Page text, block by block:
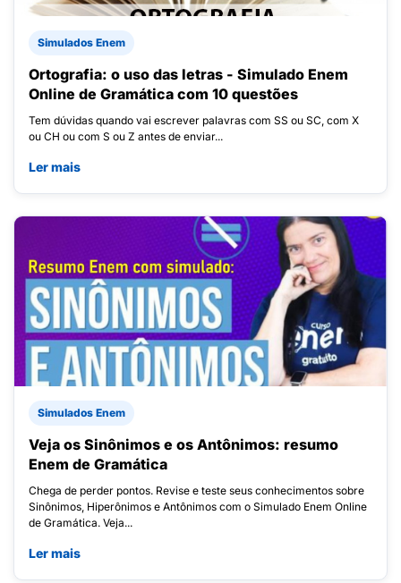
Simulados Enem
Ortografia: o uso das letras - Simulado Enem
Online de Gramática com 10 questões
Tem dúvidas quando vai escrever palavras com SS ou SC, com X
ou CH ou com S ou Z antes de enviar...
Ler mais
Simulados Enem
Veja os Sinônimos e os Antônimos: resumo
Enem de Gramática
Chega de perder pontos. Revise e teste seus conhecimentos sobre
Sinônimos, Hiperônimos e Antônimos com o Simulado Enem Online
de Gramática. Veja...
Ler mais